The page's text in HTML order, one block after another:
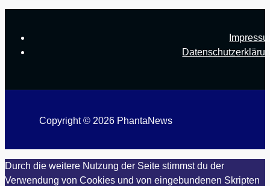
Copyright © 2026 PhantaNews
Durch die weitere Nutzung der Seite stimmst du der
Verwendung von Cookies und von eingebundenen Skripten